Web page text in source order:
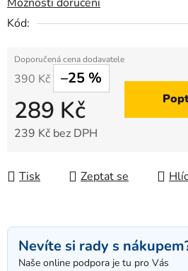
Kód:
390 Kč –25 %
289 Kč
239 Kč bez DPH
Tisk Zeptat se
Nevíte si rady s
Naše online podpora je tu pro Vás